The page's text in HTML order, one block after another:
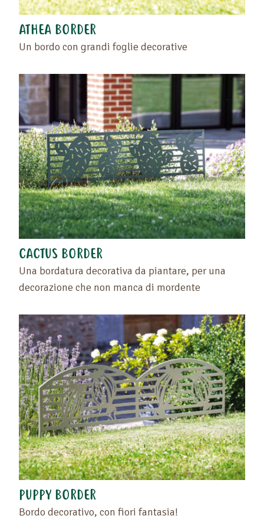
ATHEA BORDER
Un bordo con grandi foglie decorative
CACTUS BORDER
Una bordatura decorativa da piantare, per una
decorazione che non manca di mordente
PUPPY BORDER
Bordo decorativo, con fiori fantasia!
Trascinate il prodotto o il rivenditore nello spazio
vuoto situato a sinistra di questo testo .
Ritrovate i vostri preferiti sulla pagina "I vostri
prodotti preferiti" o cliccando di nuovo sul cuore.